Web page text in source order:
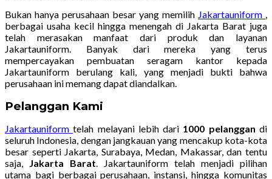
Bukan hanya perusahaan besar yang memilih Jakartauniform ,
berbagai usaha kecil hingga menengah di Jakarta Barat juga
telah merasakan manfaat dari produk dan layanan
Jakartauniform. Banyak dari mereka yang terus
mempercayakan pembuatan seragam kantor kepada
Jakartauniform berulang kali, yang menjadi bukti bahwa
perusahaan ini memang dapat diandalkan.
Pelanggan Kami
Jakartauniformtelah melayani lebih dari 1000 pelanggan di
seluruh Indonesia, dengan jangkauan yang mencakup kota-kota
besar seperti Jakarta, Surabaya, Medan, Makassar, dan tentu
saja, Jakarta Barat. Jakartauniform telah menjadi pilihan
utama bagi berbagai perusahaan, instansi, hingga komunitas